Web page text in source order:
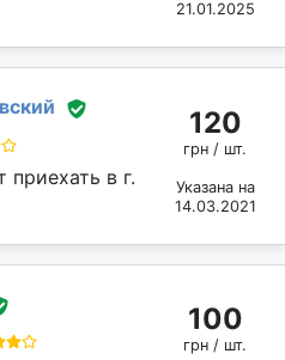
21.01.2025
в г.
120
грн / шт.
Указана на
14.03.2021
100
грн / шт.